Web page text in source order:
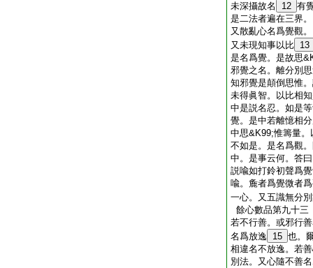
未深攝故名
12 有
是二法者遍在三界
又散亂心名爲覺觀
又未現知事以比 13
是名爲覺。是故思
邪覺之名。離分別
知邪覺是顛倒思惟
未得眞智。以比相
中是説名忍。如是
覺。是中若離憶相
中思&K99;惟籌量
不如是。是名爲觀
中。是事云何。答
説喩如打鈴初聲爲
喩。麁者爲覺微者
一心。又五識無分
餘心數品第九十三
若不行善。或邪行
名爲放逸
15 也。
相違名不放逸。若
別法。又心隨不善